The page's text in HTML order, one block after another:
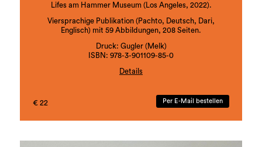
Lifes am Hammer Museum (Los Angeles, 2022).
Viersprachige Publikation (Pachto, Deutsch, Dari,
Englisch) mit 59 Abbildungen, 208 Seiten.
Druck: Gugler (Melk)
ISBN: 978-3-901109-85-0
Details
Idee einer nichtkolonialen Geschichte von Farben
entwickelt, entstanden zwei künstlerische Werke:
€ 22 Per E-Mail bestellen